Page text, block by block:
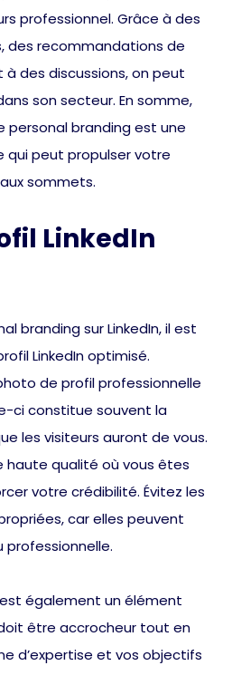
professionnel. Grâce à des
des recommandations de
des discussions, on peut
son secteur. En somme,
personal branding est une
peut propulser votre
sommets.
LinkedIn
branding sur LinkedIn, il est
LinkedIn optimisé.
de profil professionnelle
ci constitue souvent la
les visiteurs auront de vous.
haute qualité où vous êtes
votre crédibilité. Évitez les
car elles peuvent
professionnelle.
également un élément
être accrocheur tout en
d’expertise et vos objectifs